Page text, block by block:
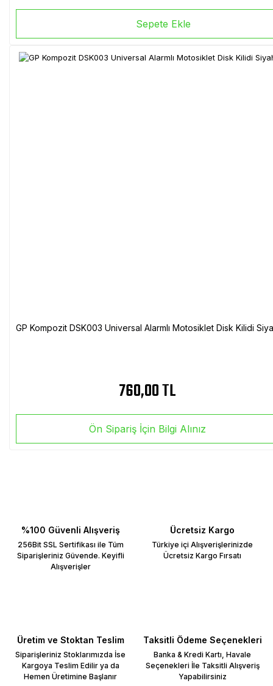
Sepete Ekle
GP Kompozit DSK003 Universal Alarmlı Motosiklet Disk Kilidi
760,00 TL
Ön Sipariş İçin Bilgi Alınız
%100 Güvenli Alışveriş
256Bit SSL Sertifikası ile Tüm
Siparişleriniz Güvende. Keyifli
Alışverişler
Ücretsiz Kargo
Türkiye içi Alışverişlerinizde
Ücretsiz Kargo Fırsatı
Üretim ve Stoktan Teslim
Siparişleriniz Stoklarımızda İse
Kargoya Teslim Edilir ya da
Hemen Üretimine Başlanır
Taksitli Ödeme Seçenekleri
Banka & Kredi Kartı, Havale
Seçenekleri İle Taksitli Alışveriş
Yapabilirsiniz